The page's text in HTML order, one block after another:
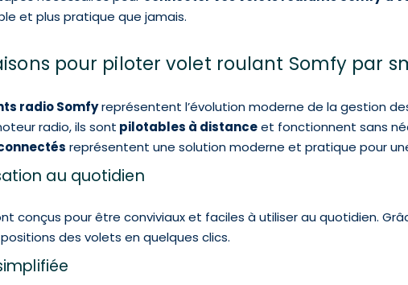
et plus pratique que jamais.
pour piloter volet roulant Somfy par
radio Somfyreprésentent l’évolution moderne de la gestion
radio, ils sont pilotables à distanceet fonctionnent sans
représentent une solution moderne et pratique pour
au quotidien
conçus pour être conviviaux et faciles à utiliser au quotidien.
des volets en quelques clics.